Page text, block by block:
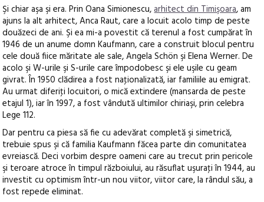
Şi chiar aşa şi era. Prin Oana Simionescu,arhitect din Timişoara, am
ajuns la alt arhitect, Anca Raut, care a locuit acolo timp de peste
douăzeci de ani. Şi ea mi-a povestit că terenul a fost cumpărat în
1946 de un anume domn Kaufmann, care a construit blocul pentru
cele două fiice măritate ale sale, Angela Schön şi Elena Werner. De
acolo şi W-urile şi S-urile care împodobesc şi ele uşile cu geam
givrat. În 1950 clădirea a fost naţionalizată, iar familiile au emigrat.
Au urmat diferiţi locuitori, o mică extindere (mansarda de peste
etajul 1), iar în 1997, a fost vândută ultimilor chiriaşi, prin celebra
Lege 112.
Dar pentru ca piesa să fie cu adevărat completă şi simetrică,
trebuie spus şi că familia Kaufmann făcea parte din comunitatea
evreiască. Deci vorbim despre oameni care au trecut prin pericole
şi teroare atroce în timpul războiului, au răsuflat uşuraţi în 1944, au
investit cu optimism într-un nou viitor, viitor care, la rândul său, a
fost repede eliminat.